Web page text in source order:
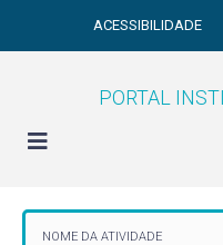
ACESSIBILIDADE
PORTAL
NOME DA ATIVIDADE